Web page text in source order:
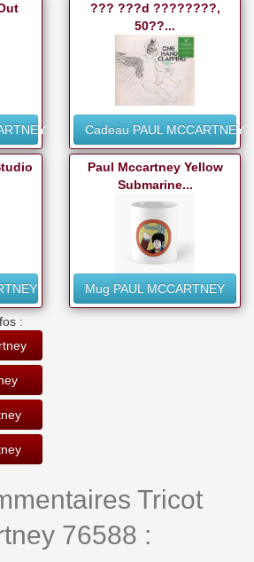
??? ???d ????????,
50??...
Cadeau PAUL MCCARTNEY
Paul Mccartney Yellow
Submarine...
Mug PAUL MCCARTNEY
:
Tricot
76588 :